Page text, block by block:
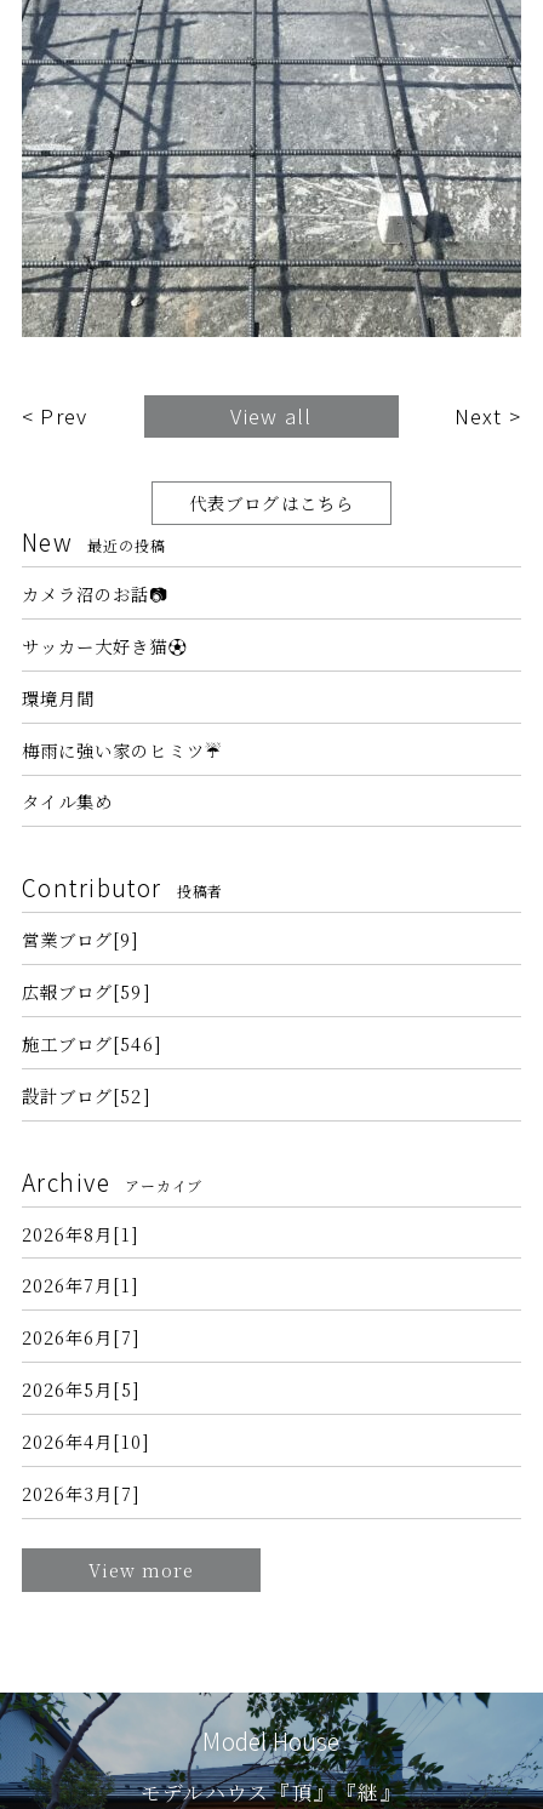
< Prev View all Next >
代表ブログはこちら
New 最近の投稿
カメラ沼のお話📷
サッカー大好き猫⚽
環境月間
梅雨に強い家のヒミツ☔
タイル集め
Contributor 投稿者
営業ブログ[9]
広報ブログ[59]
施工ブログ[546]
設計ブログ[52]
Archive アーカイブ
2026年8月[1]
2026年7月[1]
2026年6月[7]
2026年5月[5]
2026年4月[10]
2026年3月[7]
View more
Model House
モデルハウス『頂』『継』